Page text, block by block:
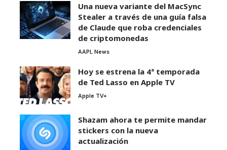
Una nueva variante del MacSync
Stealer a través de una guía falsa
de Claude que roba credenciales
de criptomonedas
AAPL News
Hoy se estrena la 4ª temporada
de Ted Lasso en Apple TV
Apple TV+
Shazam ahora te permite mandar
stickers con la nueva
actualización